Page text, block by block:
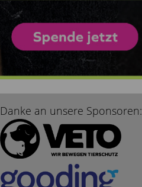
Danke an unsere Sponsoren: